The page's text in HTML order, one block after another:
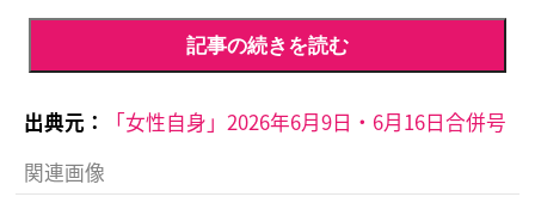
記事の続きを読む
出典元：
「女性自身」2026年6月9日・6月16日合併号
関連画像